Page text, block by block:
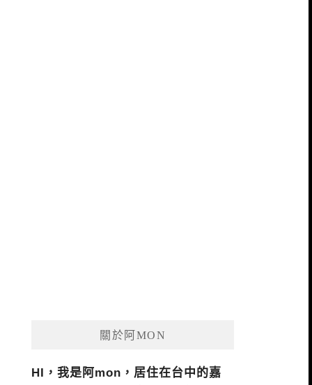
關於阿MON
HI，我是阿mon，居住在台中的嘉